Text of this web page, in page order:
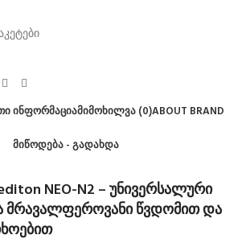
ᲘᲜᲤᲝᲠᲛᲐᲪᲘᲐᲛᲘᲛᲝᲮᲘᲚᲕᲐ (0)ABOUT BRAND
ᲛᲘᲬᲝᲓᲔᲑᲐ - ᲒᲐᲓᲐᲮᲓᲐ
NEO-N2 – უნივერსალური
მრავალფეროვანი წვდომით და